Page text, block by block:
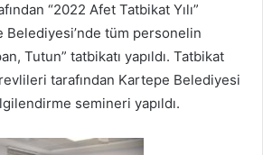
“2022 Afet Tatbikat Yılı”
Belediyesi’nde tüm personelin
Tutun” tatbikatı yapıldı. Tatbikat
tarafından Kartepe Belediyesi
semineri yapıldı.